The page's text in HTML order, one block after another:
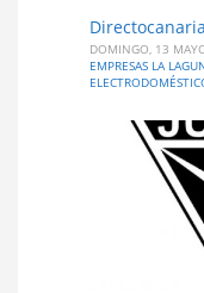
DOMINGO, 13
EMPRESAS LA